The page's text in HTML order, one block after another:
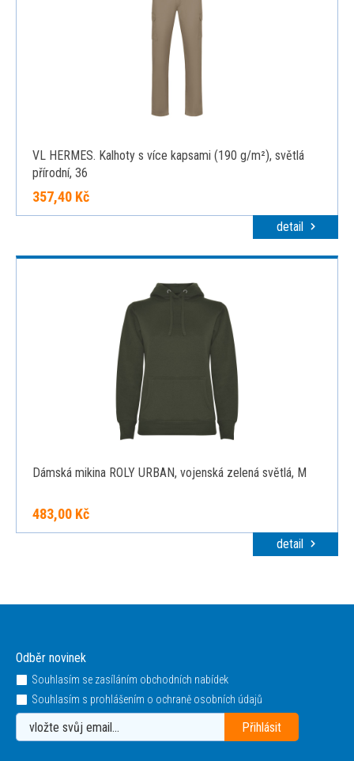
VL HERMES. Kalhoty s více kapsami (190 g/m²), světlá
přírodní, 36
357,40 Kč
detail
Dámská mikina ROLY URBAN, vojenská zelená světlá, M
483,00 Kč
detail
Odběr novinek
Souhlasím se zasíláním obchodních nabídek
Souhlasím s prohlášením o ochraně osobních údajů